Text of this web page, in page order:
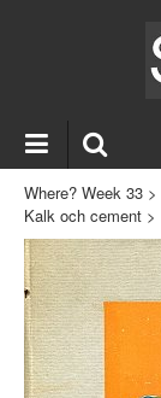
Where? Week 33 >
Kalk och cement >